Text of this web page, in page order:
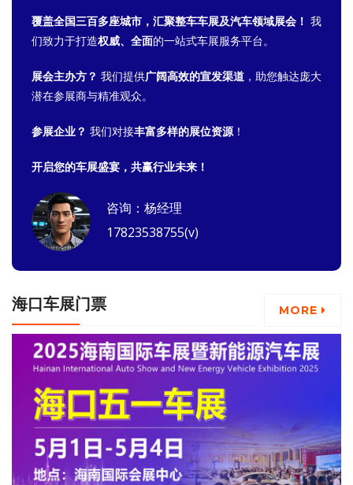
覆盖全国三百多座城市，汇聚整车车展及汽车领域展会！ 我
们致力于打造权威、全面的一站式车展服务平台。
展会主办方？ 我们提供广阔高效的宣发渠道 ，助您触达庞大
潜在参展商与精准观众。
参展企业？ 我们对接丰富多样的展位资源 ！
开启您的车展盛宴，共赢行业未来！
咨询：杨经理
17823538755(v)
海口车展门票 MORE